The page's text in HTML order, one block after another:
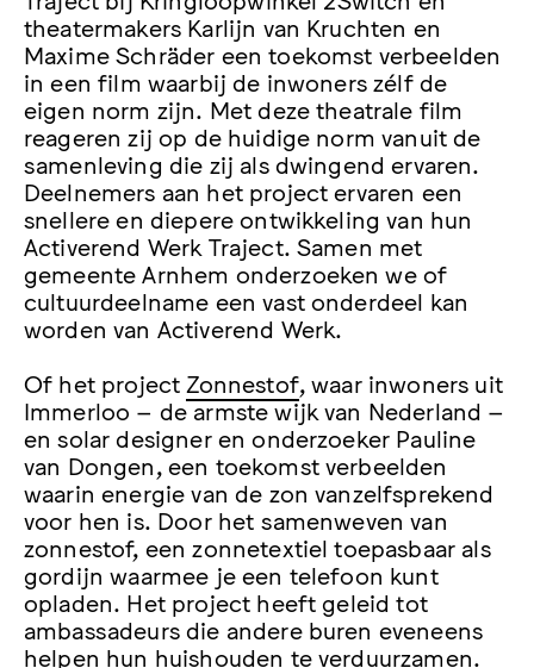
theatermakers Karlijn van Kruchten en
Maxime Schräder een toekomst verbeelden
in een film waarbij de inwoners zélf de
eigen norm zijn. Met deze theatrale film
reageren zij op de huidige norm vanuit de
samenleving die zij als dwingend ervaren.
Deelnemers aan het project ervaren een
snellere en diepere ontwikkeling van hun
Activerend Werk Traject. Samen met
gemeente Arnhem onderzoeken we of
cultuurdeelname een vast onderdeel kan
worden van Activerend Werk.
Of het project Zonnestof, waar inwoners uit
Immerloo – de armste wijk van Nederland –
en solar designer en onderzoeker Pauline
van Dongen, een toekomst verbeelden
waarin energie van de zon vanzelfsprekend
voor hen is. Door het samenweven van
zonnestof, een zonnetextiel toepasbaar als
gordijn waarmee je een telefoon kunt
opladen. Het project heeft geleid tot
ambassadeurs die andere buren eveneens
helpen hun huishouden te verduurzamen.